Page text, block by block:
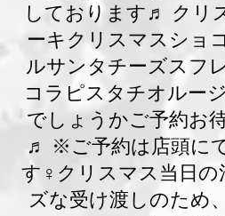
しております♬ クリ
ーキクリスマスショ
ルサンタチーズスフ
コラピスタチオルー
でしょうかご予約お
♬ ※ご予約は店頭に
す‍♀️クリスマス当日の
ズな受け渡しのため